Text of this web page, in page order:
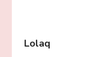
Lolaq